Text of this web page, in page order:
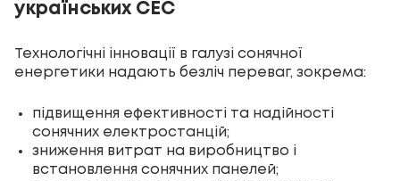
українських СЕС
Технологічні інновації в галузі сонячної
енергетики надають безліч переваг, зокрема:
підвищення ефективності та надійності
сонячних електростанцій;
зниження витрат на виробництво і
встановлення сонячних панелей;